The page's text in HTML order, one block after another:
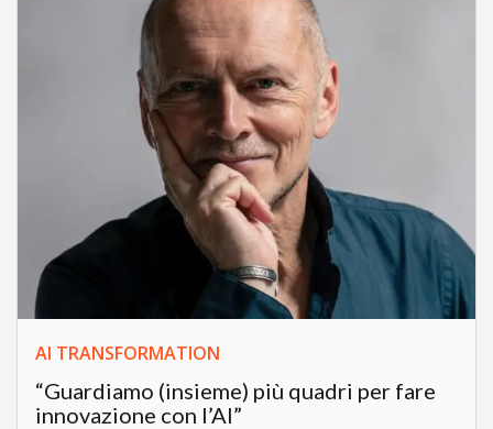
AI TRANSFORMATION
“Guardiamo (insieme) più quadri per fare
innovazione con l’AI”